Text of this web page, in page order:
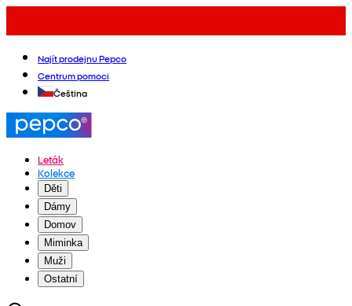
Najít prodejnu Pepco
Centrum pomoci
Čeština
Leták
Kolekce
Děti
Dámy
Domov
Miminka
Muži
Ostatní